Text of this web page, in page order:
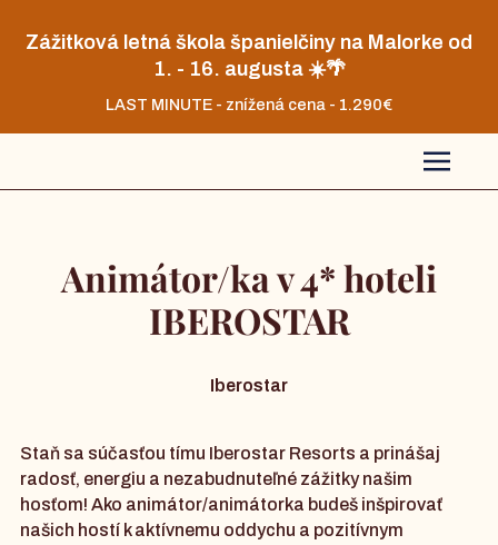
Zážitková letná škola španielčiny na Malorke od
1. - 16. augusta ☀️🌴
LAST MINUTE - znížená cena - 1.290€
Animátor/ka v 4* hoteli
IBEROSTAR
Iberostar
Staň sa súčasťou tímu Iberostar Resorts a prinášaj
radosť, energiu a nezabudnuteľné zážitky našim
hosťom! Ako animátor/animátorka budeš inšpirovať
našich hostí k aktívnemu oddychu a pozitívnym